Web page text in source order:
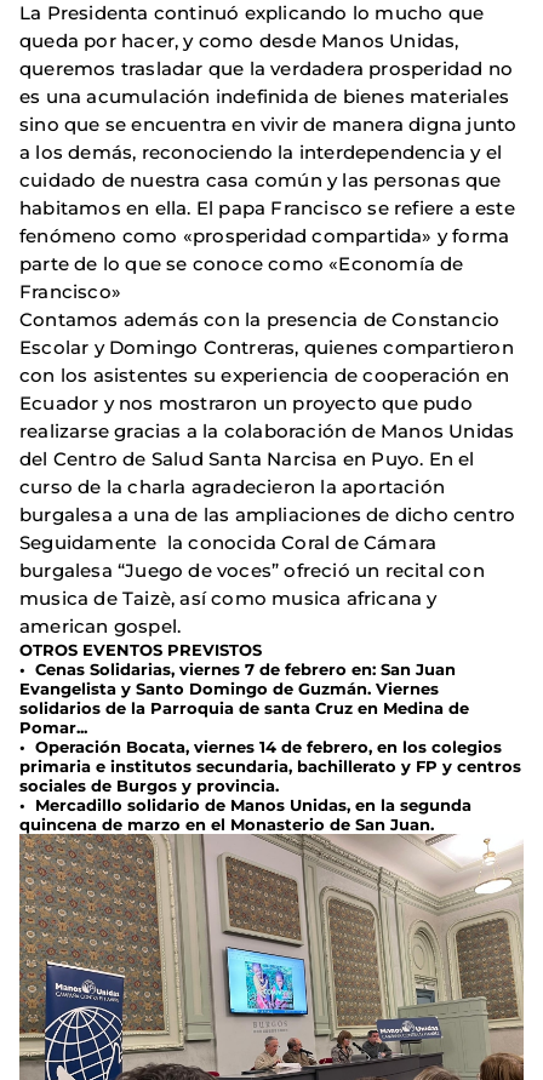
La Presidenta continuó explicando lo mucho que
queda por hacer, y como desde Manos Unidas,
queremos trasladar que la verdadera prosperidad no
es una acumulación indefinida de bienes materiales
sino que se encuentra en vivir de manera digna junto
a los demás, reconociendo la interdependencia y el
cuidado de nuestra casa común y las personas que
habitamos en ella. El papa Francisco se refiere a este
fenómeno como «prosperidad compartida» y forma
parte de lo que se conoce como «Economía de
Francisco»
Contamos además con la presencia de Constancio
Escolar y Domingo Contreras, quienes compartieron
con los asistentes su experiencia de cooperación en
Ecuador y nos mostraron un proyecto que pudo
realizarse gracias a la colaboración de Manos Unidas
del Centro de Salud Santa Narcisa en Puyo. En el
curso de la charla agradecieron la aportación
burgalesa a una de las ampliaciones de dicho centro
Seguidamente la conocida Coral de Cámara
burgalesa “Juego de voces” ofreció un recital con
musica de Taizè, así como musica africana y
american gospel.
OTROS EVENTOS PREVISTOS
• Cenas Solidarias, viernes 7 de febrero en: San Juan
Evangelista y Santo Domingo de Guzmán. Viernes
solidarios de la Parroquia de santa Cruz en Medina de
Pomar...
• Operación Bocata, viernes 14 de febrero, en los colegios
primaria e institutos secundaria, bachillerato y FP y centros
sociales de Burgos y provincia.
• Mercadillo solidario de Manos Unidas, en la segunda
quincena de marzo en el Monasterio de San Juan.